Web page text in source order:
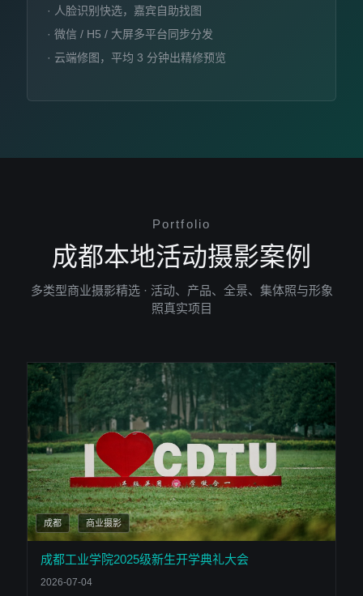
· 人脸识别快选，嘉宾自助找图
· 微信 / H5 / 大屏多平台同步分发
· 云端修图，平均 3 分钟出精修预览
Portfolio
成都本地活动摄影案例
多类型商业摄影精选 · 活动、产品、全景、集体照与形象
照真实项目
成都 商业摄影
成都工业学院2025级新生开学典礼大会
2026-07-04